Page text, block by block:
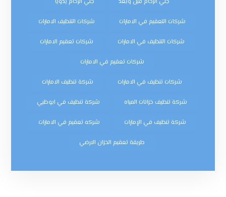
جلي الرخام قبل وبعد جلي الرخام يدويا
شركات التعقيم في الامارات شركات التنظيف الامارات
شركات التنظيف في الامارات شركات تعقيم الامارات
شركات تعقيم في الامارات
شركات تنظيف في الامارات شركة تنظيف الامارات
شركة تنظيف خزانات المياه شركة تنظيف في ابوظبي
شركة تنظيف في الإمارات شركه تعقيم في الامارات
طريقة تعقيم الخزان الارضي